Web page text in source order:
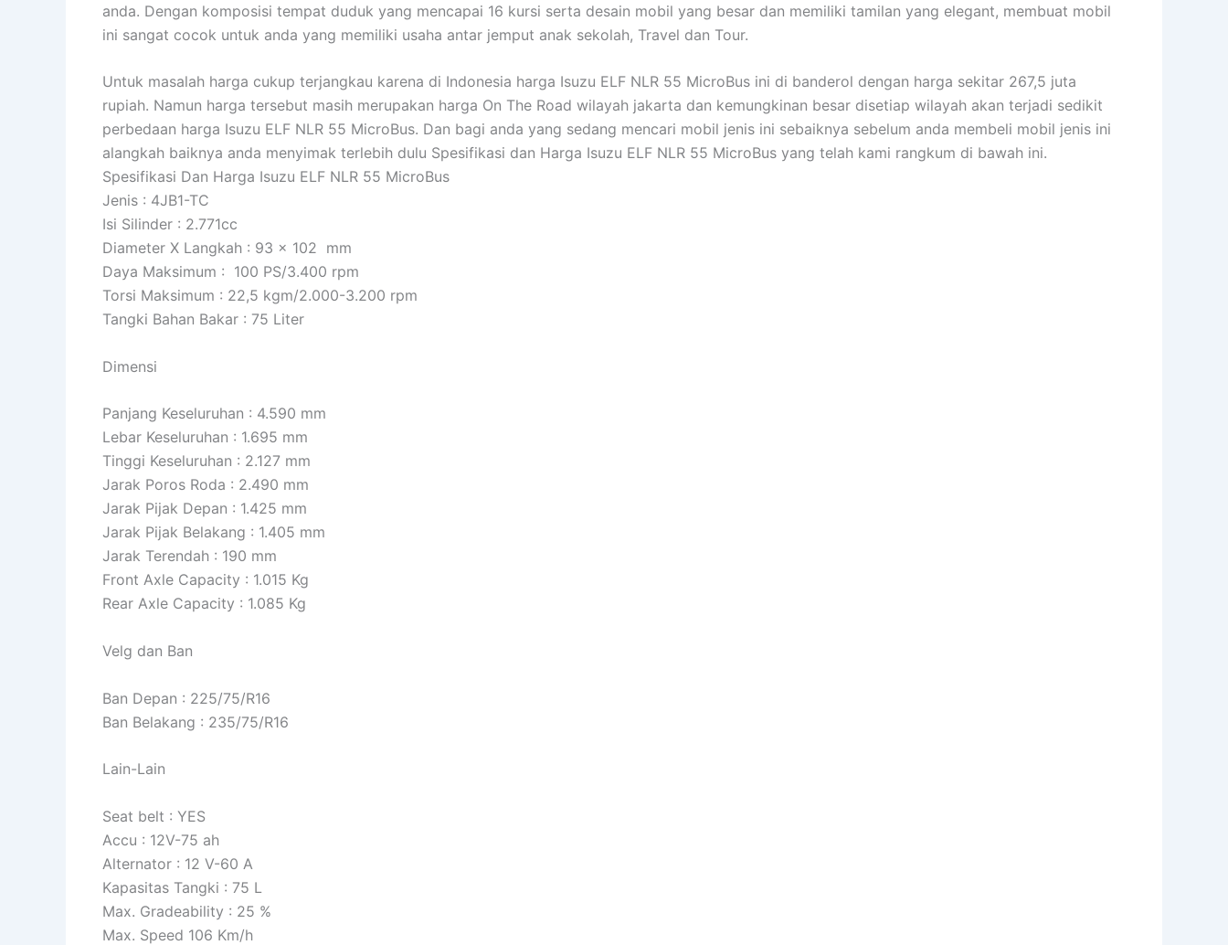
anda. Dengan komposisi tempat duduk yang mencapai 16 kursi serta desain mobil yang besar dan memiliki tamilan yang elegant, membuat mobil
ini sangat cocok untuk anda yang memiliki usaha antar jemput anak sekolah, Travel dan Tour.
Untuk masalah harga cukup terjangkau karena di Indonesia harga Isuzu ELF NLR 55 MicroBus ini di banderol dengan harga sekitar 267,5 juta
rupiah. Namun harga tersebut masih merupakan harga On The Road wilayah jakarta dan kemungkinan besar disetiap wilayah akan terjadi sedikit
perbedaan harga Isuzu ELF NLR 55 MicroBus. Dan bagi anda yang sedang mencari mobil jenis ini sebaiknya sebelum anda membeli mobil jenis ini
alangkah baiknya anda menyimak terlebih dulu Spesifikasi dan Harga Isuzu ELF NLR 55 MicroBus yang telah kami rangkum di bawah ini.
Spesifikasi Dan Harga Isuzu ELF NLR 55 MicroBus
Jenis : 4JB1-TC
Isi Silinder : 2.771cc
Diameter X Langkah : 93 x 102 mm
Daya Maksimum : 100 PS/3.400 rpm
Torsi Maksimum : 22,5 kgm/2.000-3.200 rpm
Tangki Bahan Bakar : 75 Liter
Dimensi
Panjang Keseluruhan : 4.590 mm
Lebar Keseluruhan : 1.695 mm
Tinggi Keseluruhan : 2.127 mm
Jarak Poros Roda : 2.490 mm
Jarak Pijak Depan : 1.425 mm
Jarak Pijak Belakang : 1.405 mm
Jarak Terendah : 190 mm
Front Axle Capacity : 1.015 Kg
Rear Axle Capacity : 1.085 Kg
Velg dan Ban
Ban Depan : 225/75/R16
Ban Belakang : 235/75/R16
Lain-Lain
Seat belt : YES
Accu : 12V-75 ah
Alternator : 12 V-60 A
Kapasitas Tangki : 75 L
Max. Gradeability : 25 %
Max. Speed 106 Km/h